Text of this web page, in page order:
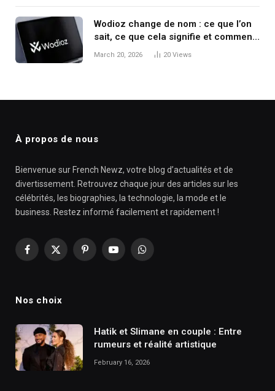
Wodioz change de nom : ce que l’on
sait, ce que cela signifie et comment
s’y retrouver
March 20, 2026 20 Views
À propos de nous
Bienvenue sur French Newz, votre blog d’actualités et de
divertissement. Retrouvez chaque jour des articles sur les
célébrités, les biographies, la technologie, la mode et le
business. Restez informé facilement et rapidement !
Facebook
X
PinterestYouTubeWhatsApp
Nos choix
Hatik et Slimane en couple : Entre
rumeurs et réalité artistique
February 16, 2026